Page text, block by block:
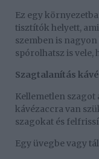
Ez egy
tisztítók helyett,
szemben is
spórolhatsz is vele,
Szagtalanítás
Kellemetlen szagot
kávézaccra van
szagokat és
Egy üvegbe vagy